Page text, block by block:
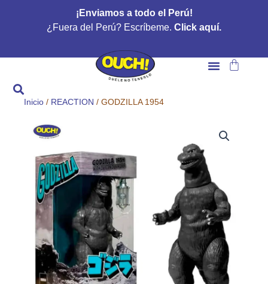
¡Enviamos a todo el Perú!
¿Fuera del Perú? Escríbeme. Click aquí.
Carrito
Inicio / REACTION / GODZILLA 1954